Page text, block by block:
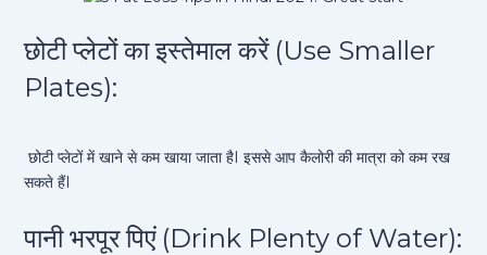
छोटी प्लेटों का इस्तेमाल करें (Use Smaller
Plates):
छोटी प्लेटों में खाने से कम खाया जाता हैI इससे आप कैलोरी की मात्रा को कम रख
सकते हैंI
पानी भरपूर पिएं (Drink Plenty of Water):